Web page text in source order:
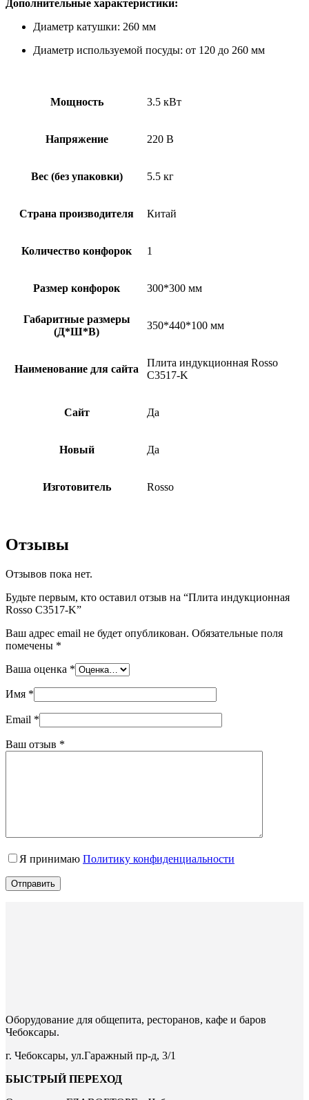
Дополнительные характеристики:
Диаметр катушки: 260 мм
Диаметр используемой посуды: от 120 до 260 мм
Мощность 3.5 кВт
Напряжение 220 В
Вес (без упаковки) 5.5 кг
Страна производителя Китай
Количество конфорок 1
Размер конфорок 300*300 мм
Габаритные размеры
(Д*Ш*В)
350*440*100 мм
Наименование для сайта
Плита индукционная Rosso
C3517-K
Сайт Да
Новый Да
Изготовитель Rosso
Отзывы
Отзывов пока нет.
Будьте первым, кто оставил отзыв на “Плита индукционная
Rosso C3517-K”
Ваш адрес email не будет опубликован. Обязательные поля
помечены *
Ваша оценка *
Имя *
Email *
Ваш отзыв *
Я принимаю Политику конфиденциальности
Отправить
Оборудование для общепита, ресторанов, кафе и баров
Чебоксары.
г. Чебоксары, ул.Гаражный пр-д, 3/1
БЫСТРЫЙ ПЕРЕХОД